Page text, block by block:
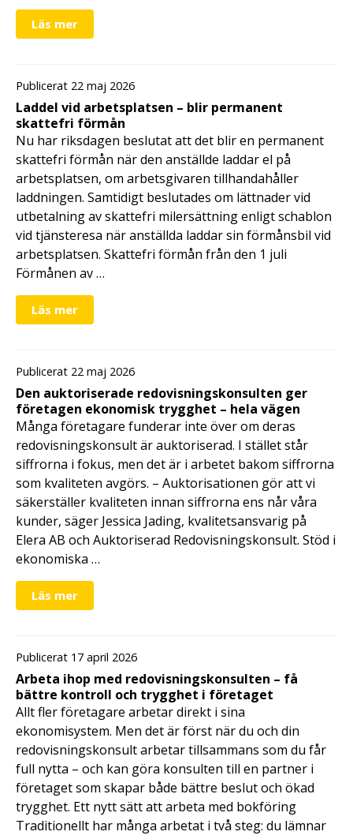
Läs mer
Publicerat 22 maj 2026
Laddel vid arbetsplatsen – blir permanent
skattefri förmån
Nu har riksdagen beslutat att det blir en permanent
skattefri förmån när den anställde laddar el på
arbetsplatsen, om arbetsgivaren tillhandahåller
laddningen. Samtidigt beslutades om lättnader vid
utbetalning av skattefri milersättning enligt schablon
vid tjänsteresa när anställda laddar sin förmånsbil vid
arbetsplatsen. Skattefri förmån från den 1 juli
Förmånen av …
Läs mer
Publicerat 22 maj 2026
Den auktoriserade redovisningskonsulten ger
företagen ekonomisk trygghet – hela vägen
Många företagare funderar inte över om deras
redovisningskonsult är auktoriserad. I stället står
siffrorna i fokus, men det är i arbetet bakom siffrorna
som kvaliteten avgörs. – Auktorisationen gör att vi
säkerställer kvaliteten innan siffrorna ens når våra
kunder, säger Jessica Jading, kvalitetsansvarig på
Elera AB och Auktoriserad Redovisningskonsult. Stöd i
ekonomiska …
Läs mer
Publicerat 17 april 2026
Arbeta ihop med redovisningskonsulten – få
bättre kontroll och trygghet i företaget
Allt fler företagare arbetar direkt i sina
ekonomisystem. Men det är först när du och din
redovisningskonsult arbetar tillsammans som du får
full nytta – och kan göra konsulten till en partner i
företaget som skapar både bättre beslut och ökad
trygghet. Ett nytt sätt att arbeta med bokföring
Traditionellt har många arbetat i två steg: du lämnar